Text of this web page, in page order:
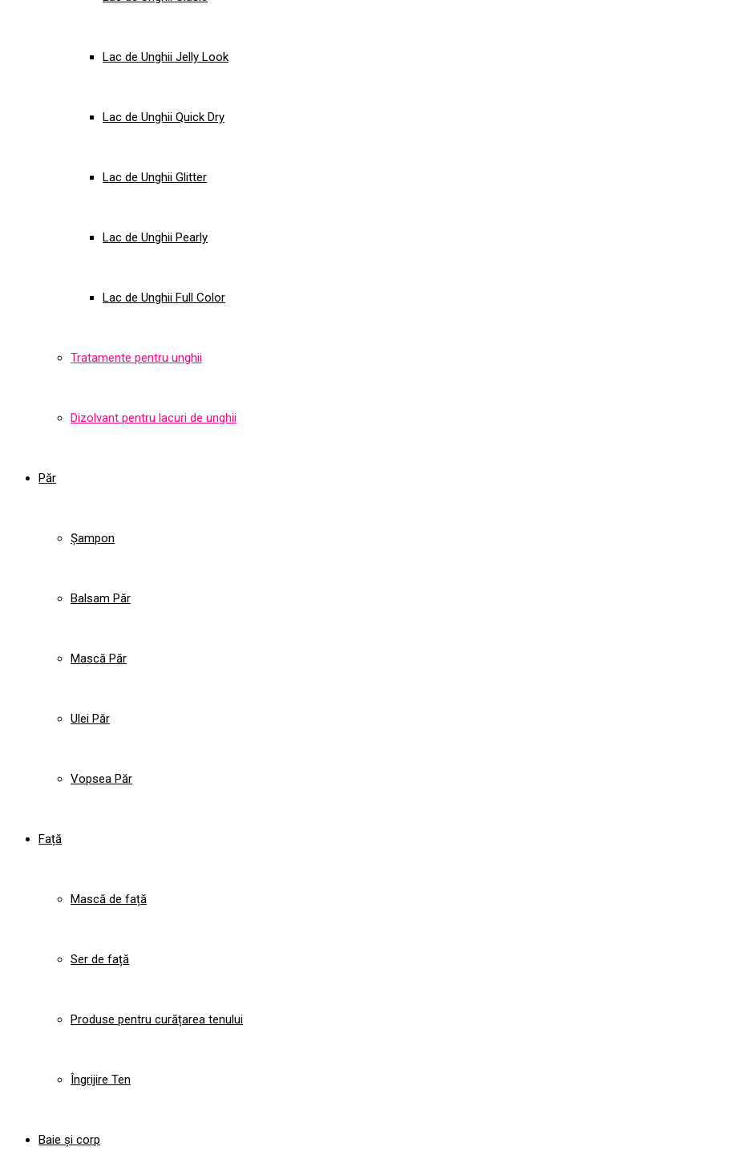
Lac de Unghii Jelly Look
Lac de Unghii Quick Dry
Lac de Unghii Glitter
Lac de Unghii Pearly
Lac de Unghii Full Color
Tratamente pentru unghii
Dizolvant pentru lacuri de unghii
Păr
Șampon
Balsam Păr
Mască Păr
Ulei Păr
Vopsea Păr
Față
Mască de față
Ser de față
Produse pentru curățarea tenului
Îngrijire Ten
Baie și corp